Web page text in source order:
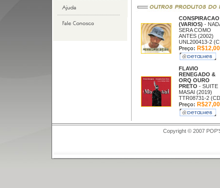
CONSPIRACAO
(VARIOS) -
SERA COMO
ANTES (2002)
UNL200413-2
Preço: R$12,00
FLAVIO
RENEGADO &
ORQ OURO
PRETO - SUITE
MASAI (2019)
TTR08731-2
Preço: R$27,00
Copyright © 2007